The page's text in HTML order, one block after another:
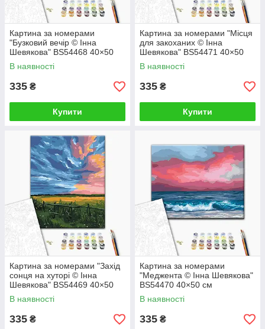
Картина за номерами
"Бузковий вечір © Інна
Шевякова" BS54468 40×50
см
В наявності
335 ₴
Купити
Картина за номерами "Місця
для закоханих © Інна
Шевякова" BS54471 40×50
см
В наявності
335 ₴
Купити
Картина за номерами "Захід
сонця на хуторі © Інна
Шевякова" BS54469 40×50
см
В наявності
335 ₴
Картина за номерами
"Меджента © Інна Шевякова"
BS54470 40×50 см
В наявності
335 ₴